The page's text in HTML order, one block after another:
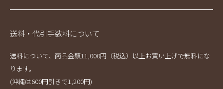
送料・代引手数料について
送料について、商品金額11,000円（税込）以上お買い上げで無料にな
ります。
(沖縄は600円引きで1,200円)